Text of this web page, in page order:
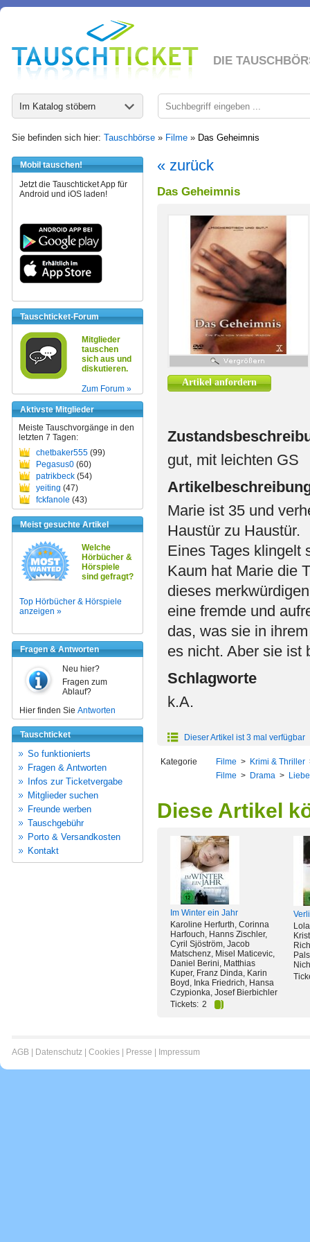
DIE
Im Katalog stöbern
Sie befinden sich hier: Tauschbörse » Filme » Das Geheimnis
Mobil tauschen!
Jetzt die Tauschticket App für
Android und iOS laden!
Tauschticket-Forum
Mitglieder
tauschen
sich aus und
diskutieren.
Zum Forum »
Aktivste Mitglieder
Meiste Tauschvorgänge in den
letzten 7 Tagen:
chetbaker555 (99)
Pegasus0 (60)
patrikbeck (54)
yeiting (47)
fckfanole (43)
Meist gesuchte Artikel
Welche
Hörbücher &
Hörspiele
sind gefragt?
Top Hörbücher & Hörspiele
anzeigen »
Fragen & Antworten
Neu hier?
Fragen zum
Ablauf?
Hier finden Sie Antworten
Tauschticket
So funktionierts
Fragen & Antworten
Infos zur Ticketvergabe
Mitglieder suchen
Freunde werben
Tauschgebühr
Porto & Versandkosten
Kontakt
« zurück
Das Geheimnis
Artikel anfordern
gut, mit leichten GS
Marie ist 35 und
Haustür zu Haustür.
Eines Tages klingelt
Kaum hat Marie die
dieses
eine fremde und
das, was sie in
es nicht. Aber sie ist
Schlagworte
k.A.
Dieser Artikel ist 3 mal verfügbar
Kategorie Filme > Krimi & Thriller
Filme > Drama >
Diese Artikel
Im Winter ein Jahr
Karoline Herfurth, Corinna
Harfouch, Hanns Zischler,
Cyril Sjöström, Jacob
Matschenz, Misel Maticevic,
Daniel Berini, Matthias
Kuper, Franz Dinda, Karin
Boyd, Inka Friedrich, Hansa
Czypionka, Josef Bierbichler
Tickets: 2
AGB Datenschutz Cookies Presse Impressum